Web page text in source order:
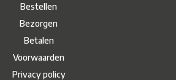
Bestellen
Bezorgen
Betalen
Voorwaarden
Privacy policy